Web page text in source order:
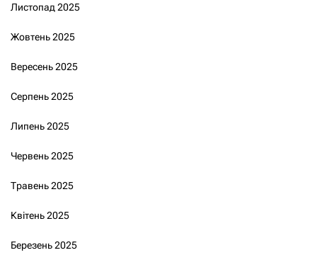
Листопад 2025
Жовтень 2025
Вересень 2025
Серпень 2025
Липень 2025
Червень 2025
Травень 2025
Квітень 2025
Березень 2025